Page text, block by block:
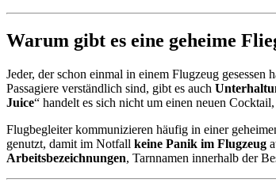
Warum gibt es eine geheime
Jeder, der schon einmal in einem Flugzeug gesessen
Passagiere verständlich sind, gibt es auch
Juice“ handelt es sich nicht um einen neuen
Flugbegleiter kommunizieren häufig in einer
genutzt, damit im Notfall keine Panik im Flugzeug
Arbeitsbezeichnungen, Tarnnamen innerhalb der